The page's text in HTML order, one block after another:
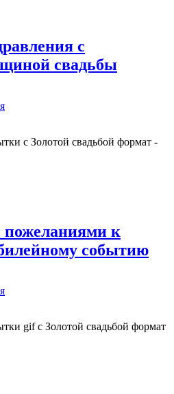
с
свадьбы
формат -
пожеланиями к
событию
формат